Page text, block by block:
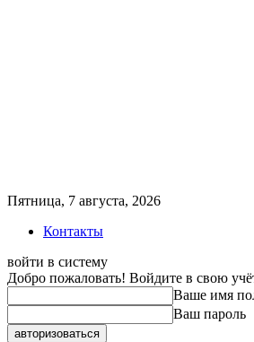
Пятница, 7 августа, 2026
Контакты
войти в систему
Добро пожаловать! Войдите в свою
Ваше имя
Ваш пароль